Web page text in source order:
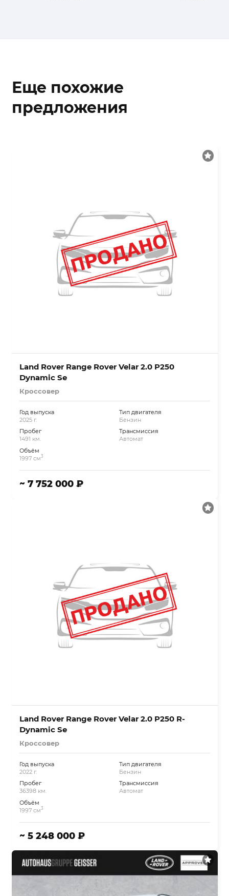
Еще похожие
предложения
Land Rover Range Rover Velar 2.0 P250
Dynamic Se
Кроссовер
Год выпуска
2025 г.
Пробег
1491 км.
Объём
1997 см3
Тип двигателя
Бензин
Трансмиссия
Автомат
~ 7 752 000 ₽
Land Rover Range Rover Velar 2.0 P250 R-
Dynamic Se
Кроссовер
Год выпуска
2022 г.
Пробег
36398 км.
Объём
1997 см3
Тип двигателя
Бензин
Трансмиссия
Автомат
~ 5 248 000 ₽